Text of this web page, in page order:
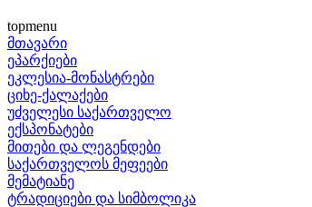
topmenu
მთავარი
ეპარქიები
ეკლესია-მონასტრები
ციხე-ქალაქები
უძველესი საქართველო
ექსპონატები
მითები და ლეგენდები
საქართველოს მეფეები
მემატიანე
ტრადიციები და სიმბოლიკა